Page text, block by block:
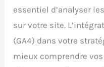
essentiel d’analyser
sur votre site.
(GA4) dans votre
mieux comprendre